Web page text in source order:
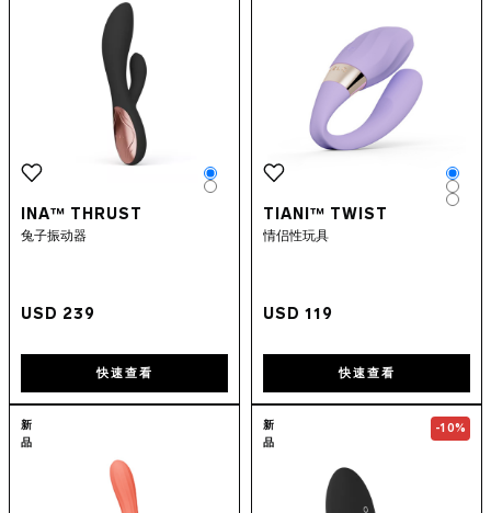
INA™ THRUST
兔子振动器
USD 239
Color
Color
快速查看
TIANI™ TWIST
情侣性玩具
USD 119
快速查看
LELO BOOMERANG™
新
品
Go to the
新
品
-10%